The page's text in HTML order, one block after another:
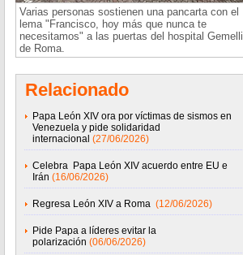
Varias personas sostienen una pancarta con el
lema "Francisco, hoy más que nunca te
necesitamos" a las puertas del hospital Gemelli
de Roma.
Relacionado
Papa León XIV ora por víctimas de sismos en
Venezuela y pide solidaridad
internacional (27/06/2026)
Celebra Papa León XIV acuerdo entre EU e
Irán (16/06/2026)
Regresa León XIV a Roma (12/06/2026)
Pide Papa a líderes evitar la
polarización (06/06/2026)